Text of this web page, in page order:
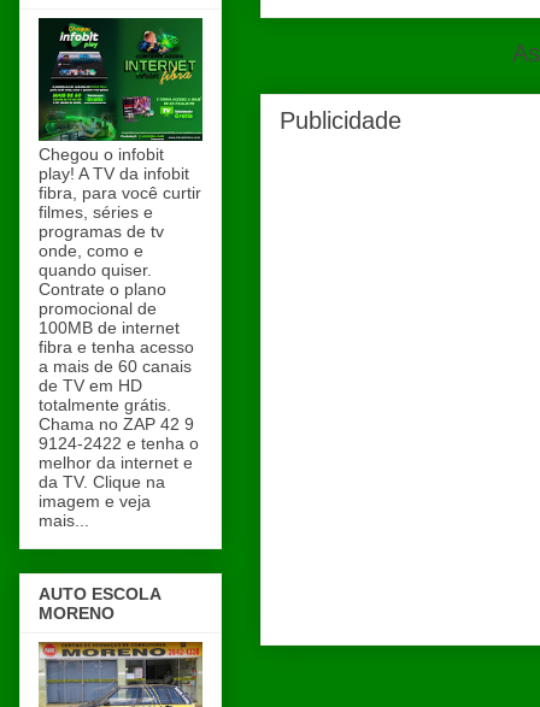
Publicidade
Chegou o infobit
play! A TV da infobit
fibra, para você curtir
filmes, séries e
programas de tv
onde, como e
quando quiser.
Contrate o plano
promocional de
100MB de internet
fibra e tenha acesso
a mais de 60 canais
de TV em HD
totalmente grátis.
Chama no ZAP 42 9
9124-2422 e tenha o
melhor da internet e
da TV. Clique na
imagem e veja
mais...
AUTO ESCOLA
MORENO